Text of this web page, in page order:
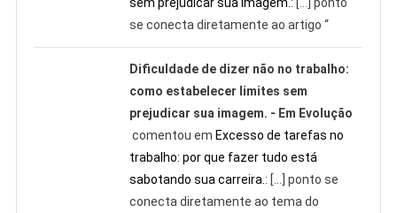
se conecta diretamente ao artigo “
Dificuldade de dizer não no trabalho:
como estabelecer limites sem
prejudicar sua imagem. - Em Evolução
comentou emExcesso de tarefas no
trabalho: por que fazer tudo está
sabotando sua carreira. : […] ponto se
conecta diretamente ao tema do